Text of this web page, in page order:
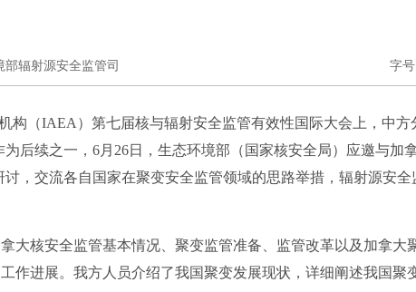
辐射源安全监管司 字号
构（IAEA）第七届核与辐射安全监管有效性国际大会上，中
后续之一，6月26日，生态环境部（国家核安全局）应邀与加
，交流各自国家在聚变安全监管领域的思路举措，辐射源安
大核安全监管基本情况、聚变监管准备、监管改革以及加拿大
作进展。我方人员介绍了我国聚变发展现状，详细阐述我国聚